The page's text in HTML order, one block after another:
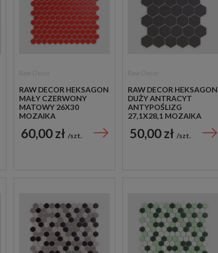
RAW DECOR HEKSAGON
MAŁY CZERWONY
MATOWY 26X30
MOZAIKA
60,00 zł szt.
RAW DECOR HEKSAGON
DUŻY ANTRACYT
ANTYPOŚLIZG
27,1X28,1 MOZAIKA
50,00 zł szt.